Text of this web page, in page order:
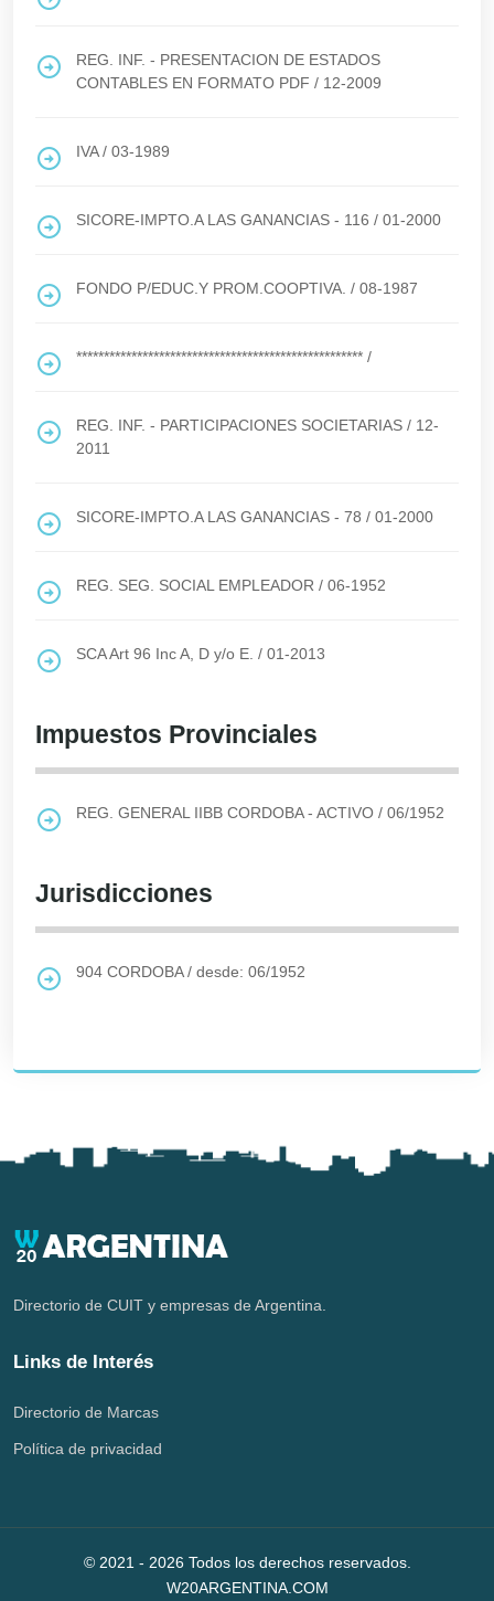
REG. INF. - PRESENTACION DE ESTADOS
CONTABLES EN FORMATO PDF / 12-2009
IVA/ 03-1989
SICORE-IMPTO.A LAS GANANCIAS - 116 / 01-2000
FONDO P/EDUC.Y PROM.COOPTIVA. / 08-1987
**************************************************** /
REG. INF. - PARTICIPACIONES SOCIETARIAS / 12-
2011
SICORE-IMPTO.A LAS GANANCIAS - 78 / 01-2000
REG. SEG. SOCIAL EMPLEADOR / 06-1952
SCA Art 96 Inc A, D y/o E. / 01-2013
Impuestos Provinciales
REG. GENERAL IIBB CORDOBA - ACTIVO / 06/1952
Jurisdicciones
904 CORDOBA/ desde: 06/1952
Directorio de CUIT y empresas de Argentina.
Links de Interés
Directorio de Marcas
Política de privacidad
© 2021 - 2026 Todos los derechos reservados.
W20ARGENTINA.COM